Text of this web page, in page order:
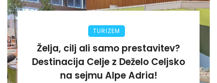
TURIZEM
Želja, cilj ali samo prestavitev?
Destinacija Celje z Deželo Celjsko
na sejmu Alpe Adria!